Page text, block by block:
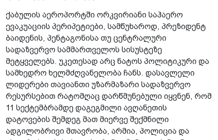
ქაბულის აეროპორტში ორკვირიანი საჰაერო
ევაკუაციის პერიპეტიები, სამწუხაროდ, პრეზიდენტ
ბაიდენის, პენტაგონისა თუ ცენტრალური
სადაზვერვო სამმართველოს სისუსტეზე
მეტყველებს. უკეთესად არც ნატოს პოლიტიკური და
სამხედრო ხელმძღვანელობა ჩანს. დასავლელი
ლიდერები თავიანთი უზარმაზარი სადაზვერვო
რესურსებით რატომღაც დარწმუნებული იყვნენ, რომ
11 სექტემბრამდე დაგეგმილი ავღანეთის
დატოვების შემდეგ მათ მიერვე შექმნილი
ადგილობრივი მთავრობა, არმია, პოლიცია და